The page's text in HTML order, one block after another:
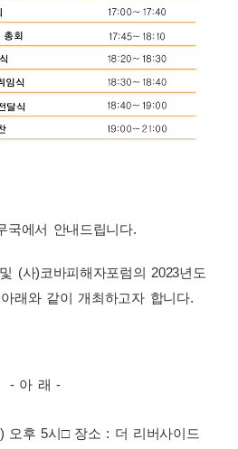
국에서 안내드립니다.
(사)코바피해자포럼의 2023년도
래와 같이 개최하고자 합니다.
- 아 래 -
오후 5시□ 장소 : 더 리버사이드